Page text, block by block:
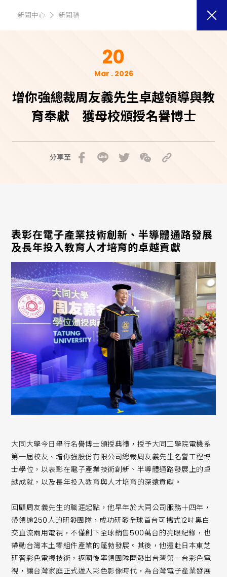
新聞中心 新聞稿
20
Mar . 2026
增你強總裁周友義先生卓越領導與教
育奉獻 獲母校頒授名譽博士
分享至
表彰在電子產業技術創新、半導體通路發展
及長年投入教育人才培育的卓越貢獻
大同大學今日舉行名譽博士頒授典禮，授予大同工學院電機系
第一屆校友、增你強股份有限公司總裁周友義先生名譽工程博
士學位，以表彰在電子產業技術創新、半導體通路發展上的卓
越成就，以及長年投入教育與人才培育的深遠貢獻。
回顧周友義先生的職涯起點，他早年於大同公司服務十四年，
帶領逾250人的研發團隊，成功研發全球首台可攜式12吋黑白
交直流兩用電視，不僅創下全球銷售500萬台的亮眼紀錄，也
帶動台灣本土零組件產業的蓬勃發展。其後，他遠赴日本東芝
研習彩色電視技術，返國後率領團隊開發出台灣第一台彩色電
視，讓台灣家庭正式邁入彩色影像時代，為台灣電子產業發展